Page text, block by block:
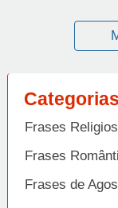
Categorias
Frases
Frases
Frases de